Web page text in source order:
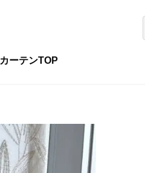
カーテンTOP